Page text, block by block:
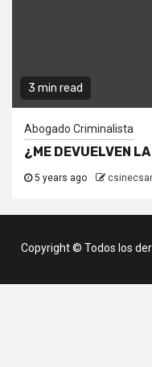
3 min read
Abogado Criminalista
¿ME DEVUELVEN
5 years ago
Copyright © Todos los